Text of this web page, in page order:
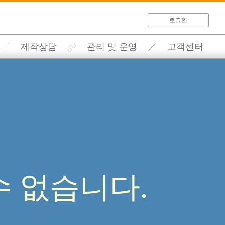
로그인
제작상담 관리 및 운영 고객센터
없습니다.